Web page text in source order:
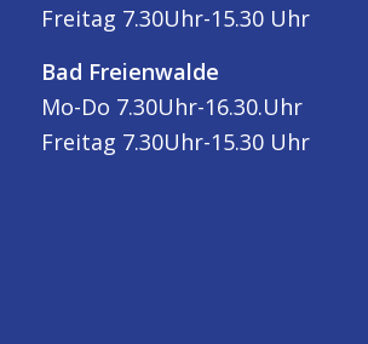
Freitag 7.30Uhr-15.30 Uhr
Bad Freienwalde
Mo-Do 7.30Uhr-16.30.Uhr
Freitag 7.30Uhr-15.30 Uhr